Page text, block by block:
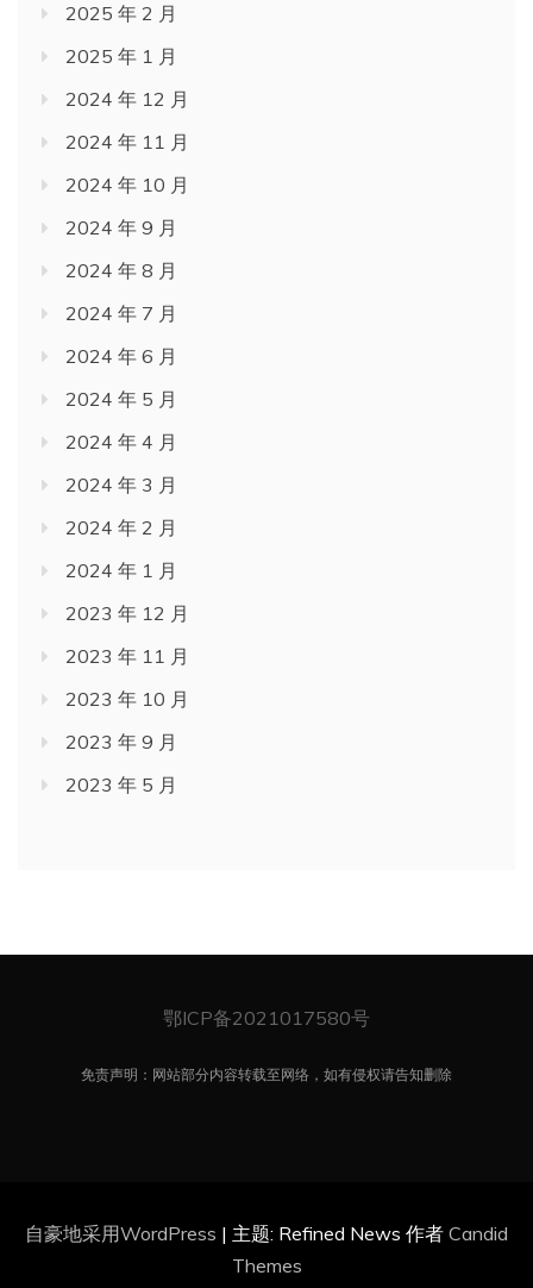
2025 年 2 月
2025 年 1 月
2024 年 12 月
2024 年 11 月
2024 年 10 月
2024 年 9 月
2024 年 8 月
2024 年 7 月
2024 年 6 月
2024 年 5 月
2024 年 4 月
2024 年 3 月
2024 年 2 月
2024 年 1 月
2023 年 12 月
2023 年 11 月
2023 年 10 月
2023 年 9 月
2023 年 5 月
鄂ICP备2021017580号
免责声明：网站部分内容转载至网络，如有侵权请告知删除
自豪地采用WordPress | 主题: Refined News 作者 Candid
Themes